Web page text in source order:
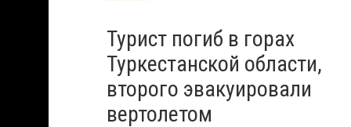
Турист погиб в горах
Туркестанской области,
второго эвакуировали
вертолетом